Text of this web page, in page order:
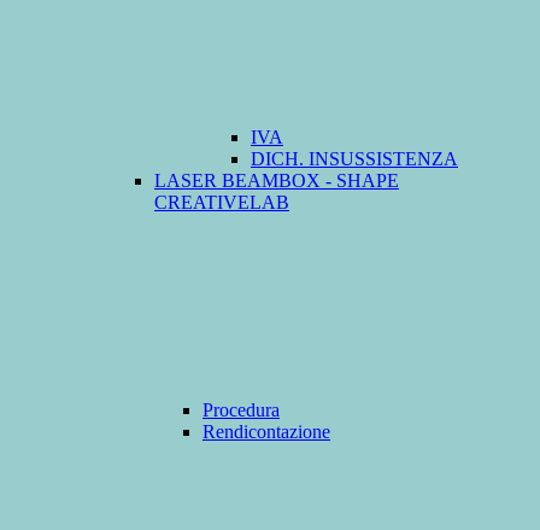
IVA
DICH. INSUSSISTENZA
LASER BEAMBOX - SHAPE
CREATIVELAB
Procedura
Rendicontazione